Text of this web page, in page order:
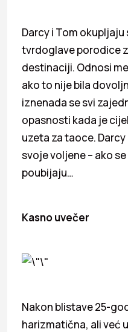
Darcy i Tom
tvrdoglave porodice
destinaciji. Odnosi
ako to nije bila
iznenada se svi
opasnosti kada je
uzeta za taoce.
svoje voljene – ako
poubijaju…
Kasno uvečer
Nakon blistave 25-
harizmatična, ali već